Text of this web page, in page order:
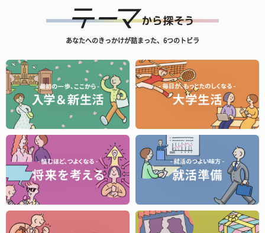
あなたへのきっかけが詰まった、6つのトビラ